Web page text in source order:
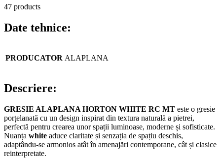
47 products
Date tehnice:
PRODUCATOR ALAPLANA
Descriere:
GRESIE ALAPLANA HORTON WHITE RC MT este o gresie
porțelanată cu un design inspirat din textura naturală a pietrei,
perfectă pentru crearea unor spații luminoase, moderne și sofisticate.
Nuanța white aduce claritate și senzația de spațiu deschis,
adaptându‑se armonios atât în amenajări contemporane, cât și clasice
reinterpretate.